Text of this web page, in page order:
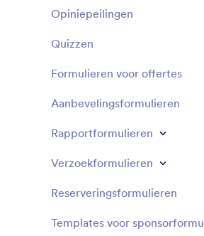
Opiniepeilingen
Quizzen
Formulieren voor offertes
Aanbevelingsformulieren
Rapportformulieren
Verzoekformulieren
Reserveringsformulieren